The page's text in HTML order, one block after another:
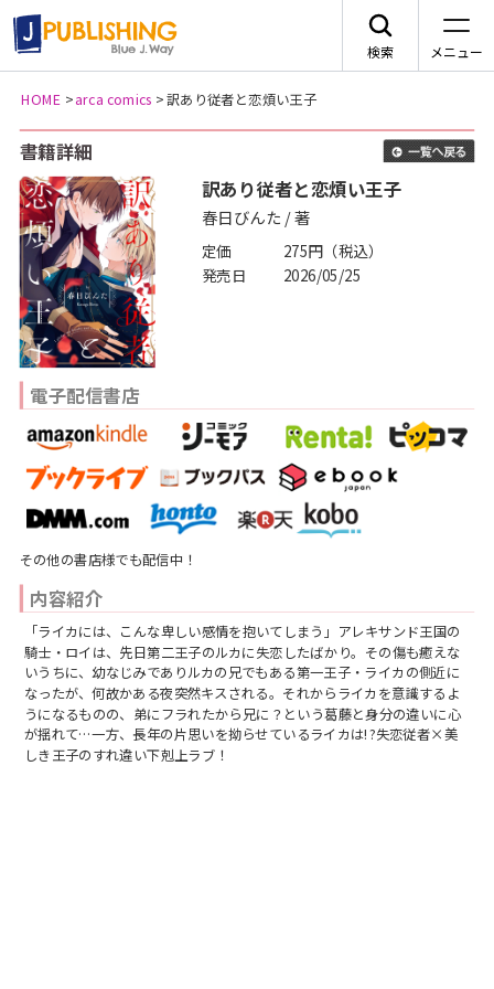
検索 メニュー
JA
レーベルから探す
arca comics
G-Lish
カクテルキス文庫
スフレコミックス
ロイヤルキス＆チュールキス
ピュールコミックス
フェアリーキス
Miacomics
ジャンルから探す
BLコミック
TLコミック
BLノベル
TLノベル
少女コミック
ライトノベル
全作品ジャンル一覧へ
作品一覧
会社情報一覧
会社概要
採用情報
募集情報
PurComics募集情報
HOME >arca comics >訳あり従者と恋煩い王子
書籍詳細
訳あり従者と恋煩い王子
春日びんた / 著
定価 275円（税込）
発売日 2026/05/25
電子配信書店
その他の書店様でも配信中！
内容紹介
「ライカには、こんな卑しい感情を抱いてしまう」アレキサンド王国の
騎士・ロイは、先日第二王子のルカに失恋したばかり。その傷も癒えな
いうちに、幼なじみでありルカの兄でもある第一王子・ライカの側近に
なったが、何故かある夜突然キスされる。それからライカを意識するよ
うになるものの、弟にフラれたから兄に？という葛藤と身分の違いに心
が揺れて…一方、長年の片思いを拗らせているライカは!?失恋従者×美
しき王子のすれ違い下剋上ラブ！